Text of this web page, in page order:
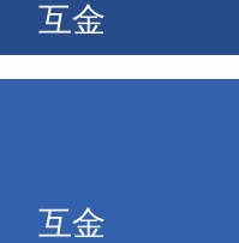
互金
互金